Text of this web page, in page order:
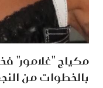
مكياج "غلامور"
بالخطوات من